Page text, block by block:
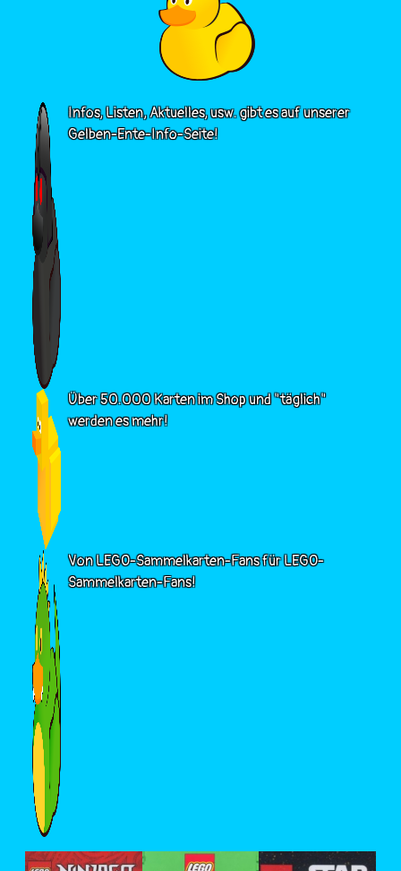
Infos, Listen, Aktuelles, usw. gibt es auf unserer
Gelben-Ente-Info-Seite!
Über 50.000 Karten im Shop und "täglich"
werden es mehr!
Von LEGO-Sammelkarten-Fans für LEGO-
Sammelkarten-Fans!